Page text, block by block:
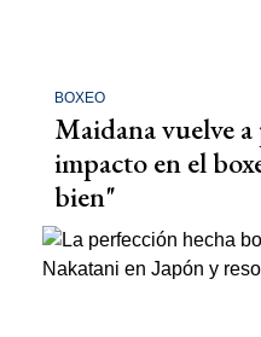
BOXEO
Maidana vuelve a
impacto en el
bien"